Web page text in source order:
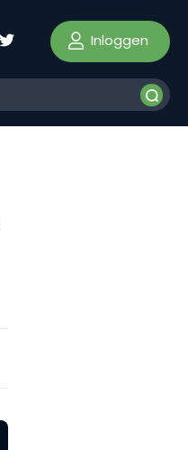
Inloggen